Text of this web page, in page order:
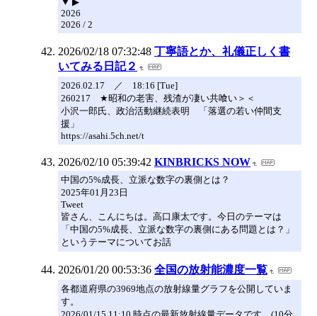
2026
2026 / 2
2026/02/18 07:32:48 丁寧語とか、礼儀正しく書
いてみる日記２
2026.02.17 ／ 18:16 [Tue]
260217 ★昭和の老害、残渣が凄い共喰い＞＜
小沢一郎氏、政治活動継続表明 「落選の若い仲間支
援」
https://asahi.5ch.net/t
2026/02/10 05:39:42 KINBRICKS NOW
中国の5%成長、立派な数字の裏側とは？
2025年01月23日
Tweet
皆さん、こんにちは。高口康太です。今日のテーマは
「中国の5%成長、立派な数字の裏側にある問題とは？」
というテーマについてお話
2026/01/20 00:53:36 全国の放射能濃度一覧
各都道府県の3969地点の放射線量グラフを公開していま
す。